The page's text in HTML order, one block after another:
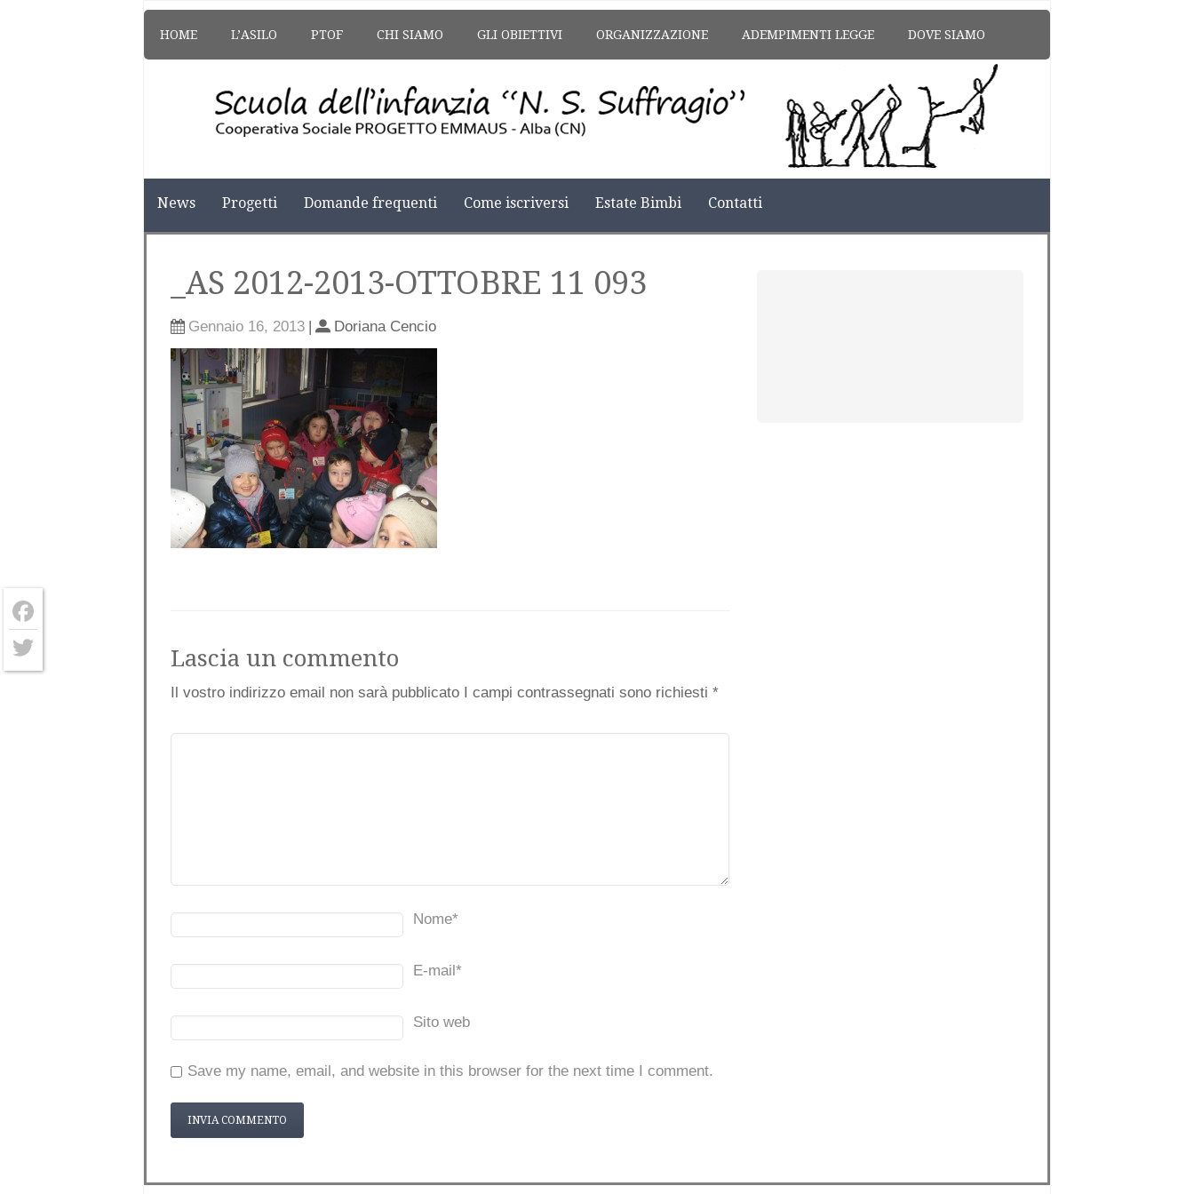
HOME L’ASILO PTOF CHI SIAMO GLI OBIETTIVI ORGANIZZAZIONE ADEMPIMENTI LEGGE DOVE SIAMO
News Progetti Domande frequenti Come iscriversi Estate Bimbi Contatti
_AS 2012-2013-OTTOBRE 11 093
Gennaio 16, 2013 | Doriana Cencio
Lascia un commento
Il vostro indirizzo email non sarà pubblicato I campi contrassegnati sono richiesti *
Nome*
E-mail *
Sito web
Save my name, email, and website in this browser for the next time I comment.
Facebook
Twitter